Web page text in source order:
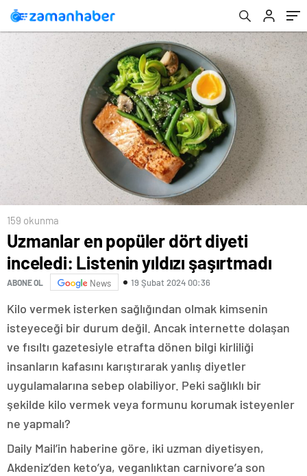
159 okunma
Uzmanlar en popüler dört diyeti
inceledi: Listenin yıldızı şaşırtmadı
ABONE OL News 19 Şubat 2024 00:36
Kilo vermek isterken sağlığından olmak kimsenin
isteyeceği bir durum değil. Ancak internette dolaşan
ve fısıltı gazetesiyle etrafta dönen bilgi kirliliği
insanların kafasını karıştırarak yanlış diyetler
uygulamalarına sebep olabiliyor. Peki sağlıklı bir
şekilde kilo vermek veya formunu korumak isteyenler
ne yapmalı?
Daily Mail’in haberine göre, iki uzman diyetisyen,
Akdeniz’den keto’ya, veganlıktan carnivore’a son